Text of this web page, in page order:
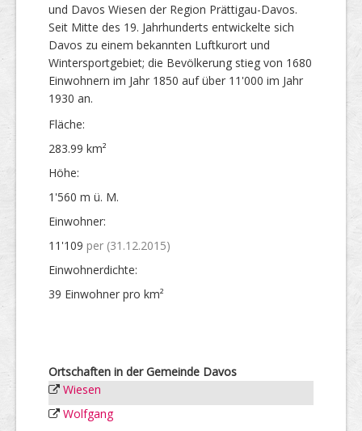
und Davos Wiesen der Region Prättigau-Davos.
Seit Mitte des 19. Jahrhunderts entwickelte sich
Davos zu einem bekannten Luftkurort und
Wintersportgebiet; die Bevölkerung stieg von 1680
Einwohnern im Jahr 1850 auf über 11'000 im Jahr
1930 an.
Fläche:
283.99 km²
Höhe:
1'560 m ü. M.
Einwohner:
11'109 per (31.12.2015)
Einwohner­dichte:
39 Einwohner pro km²
Ortschaften in der Gemeinde Davos
Wiesen
Wolfgang